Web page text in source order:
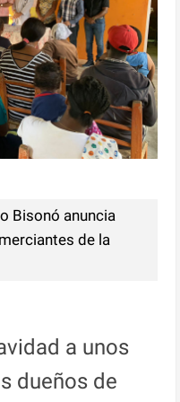
Bisonó anuncia
de la
a unos
dueños de